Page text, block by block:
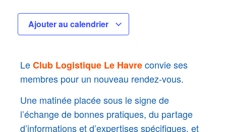
Ajouter au calendrier
LeClub Logistique Le Havreconvie ses
membres pour un nouveau rendez-vous.
Une matinée placée sous le signe de
l’échange de bonnes pratiques, du partage
d’informations et d’expertises spécifiques, et